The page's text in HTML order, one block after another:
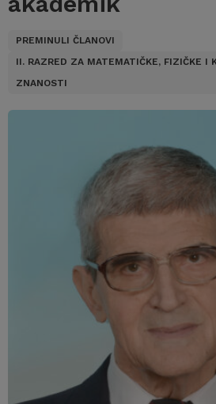
PREMINULI ČLANOVI
II. RAZRED ZA MATEMATIČKE, FIZIČKE I
ZNANOSTI